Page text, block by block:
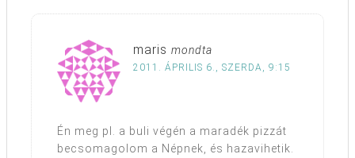
maris mondta
2011. ÁPRILIS 6., SZERDA, 9:15
Én meg pl. a buli végén a maradék pizzát
becsomagolom a Népnek, és hazavihetik.